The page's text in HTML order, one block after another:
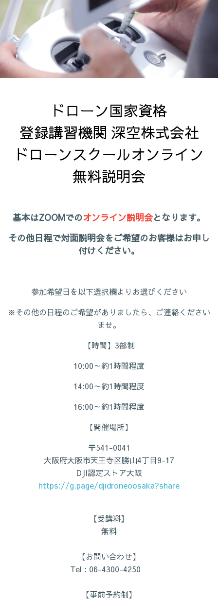
ドローン国家資格
登録講習機関 深空株式会社
ドローンスクールオンライン
無料説明会
基本はZOOMでのオンライン説明会となります。
その他日程で対面説明会をご希望のお客様はお申し
付けください。
参加希望日を以下選択欄よりお選びください
※その他の日程のご希望がありましたら、ご連絡ください
ませ。
【時間】3部制
10:00～約1時間程度
14:00～約1時間程度
16:00～約1時間程度
【開催場所】
〒541-0041
大阪府大阪市天王寺区勝山4丁目9-17
DJI認定ストア大阪
https://g.page/djidroneoosaka?share
【受講料】
無料
【お問い合わせ】
Tel : 06-4300-4250
【事前予約制】